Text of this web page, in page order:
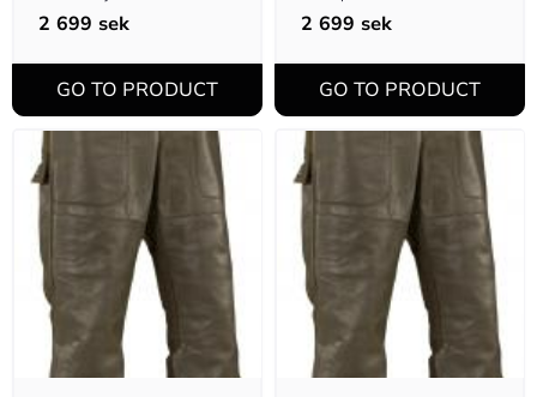
2 699 sek 2 699 sek